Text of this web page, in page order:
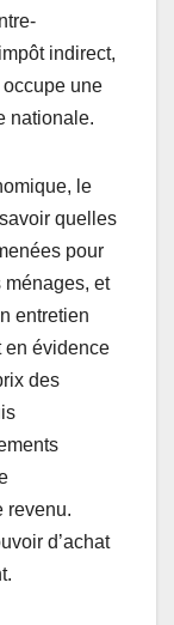
indirect,
occupe une
nationale.
le
quelles
pour
ménages, et
entretien
en évidence
des
revenu.
d’achat